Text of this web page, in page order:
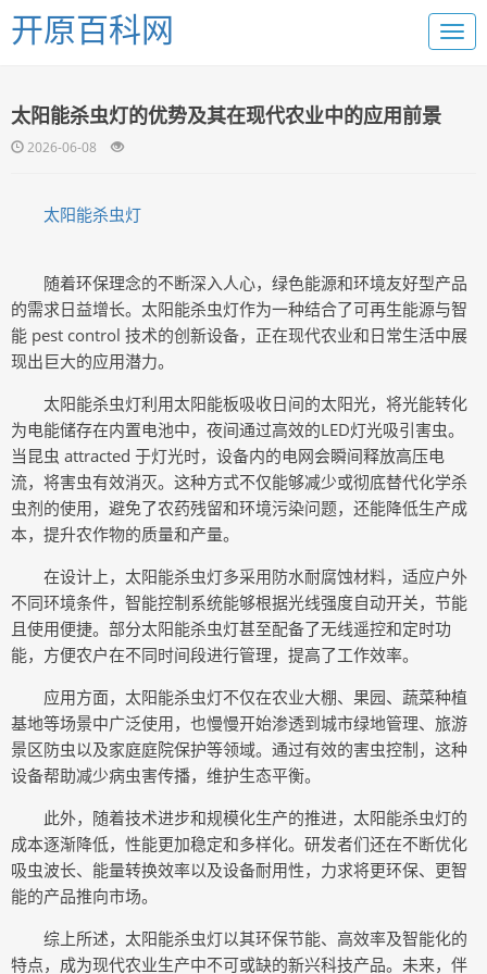
开原百科网
太阳能杀虫灯的优势及其在现代农业中的应用前景
2026-06-08
太阳能杀虫灯
随着环保理念的不断深入人心，绿色能源和环境友好型产品
的需求日益增长。太阳能杀虫灯作为一种结合了可再生能源与智
能 pest control 技术的创新设备，正在现代农业和日常生活中展
现出巨大的应用潜力。
太阳能杀虫灯利用太阳能板吸收日间的太阳光，将光能转化
为电能储存在内置电池中，夜间通过高效的LED灯光吸引害虫。
当昆虫 attracted 于灯光时，设备内的电网会瞬间释放高压电
流，将害虫有效消灭。这种方式不仅能够减少或彻底替代化学杀
虫剂的使用，避免了农药残留和环境污染问题，还能降低生产成
本，提升农作物的质量和产量。
在设计上，太阳能杀虫灯多采用防水耐腐蚀材料，适应户外
不同环境条件，智能控制系统能够根据光线强度自动开关，节能
且使用便捷。部分太阳能杀虫灯甚至配备了无线遥控和定时功
能，方便农户在不同时间段进行管理，提高了工作效率。
应用方面，太阳能杀虫灯不仅在农业大棚、果园、蔬菜种植
基地等场景中广泛使用，也慢慢开始渗透到城市绿地管理、旅游
景区防虫以及家庭庭院保护等领域。通过有效的害虫控制，这种
设备帮助减少病虫害传播，维护生态平衡。
此外，随着技术进步和规模化生产的推进，太阳能杀虫灯的
成本逐渐降低，性能更加稳定和多样化。研发者们还在不断优化
吸虫波长、能量转换效率以及设备耐用性，力求将更环保、更智
能的产品推向市场。
综上所述，太阳能杀虫灯以其环保节能、高效率及智能化的
特点，成为现代农业生产中不可或缺的新兴科技产品。未来，伴